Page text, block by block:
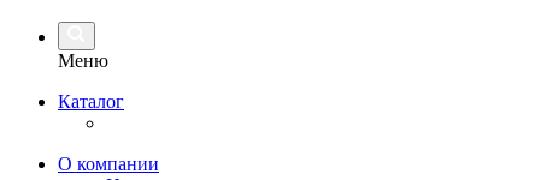
Меню
Каталог
О компании